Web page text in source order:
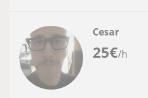
25€/h
Cesar